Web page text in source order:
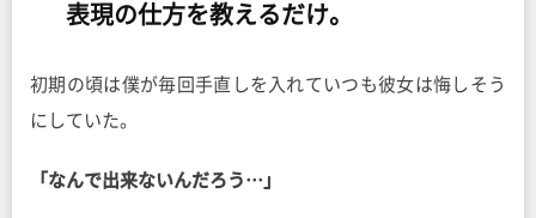
表現の仕方を教えるだけ。
初期の頃は僕が毎回手直しを入れていつも彼女は悔しそう
にしていた。
「なんで出来ないんだろう…」